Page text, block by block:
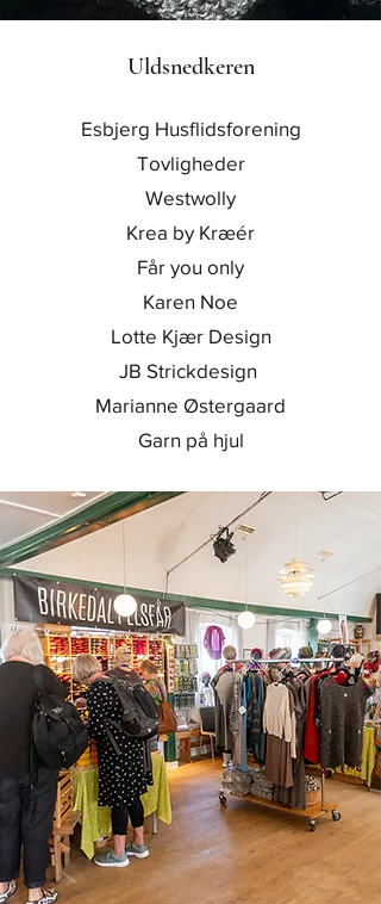
Uldsnedkeren
Esbjerg Husflidsforening
Tovligheder
Westwolly
Krea by Kræér
Får you only
Karen Noe
Lotte Kjær Design
JB Strickdesign
Marianne Østergaard
Garn på hjul